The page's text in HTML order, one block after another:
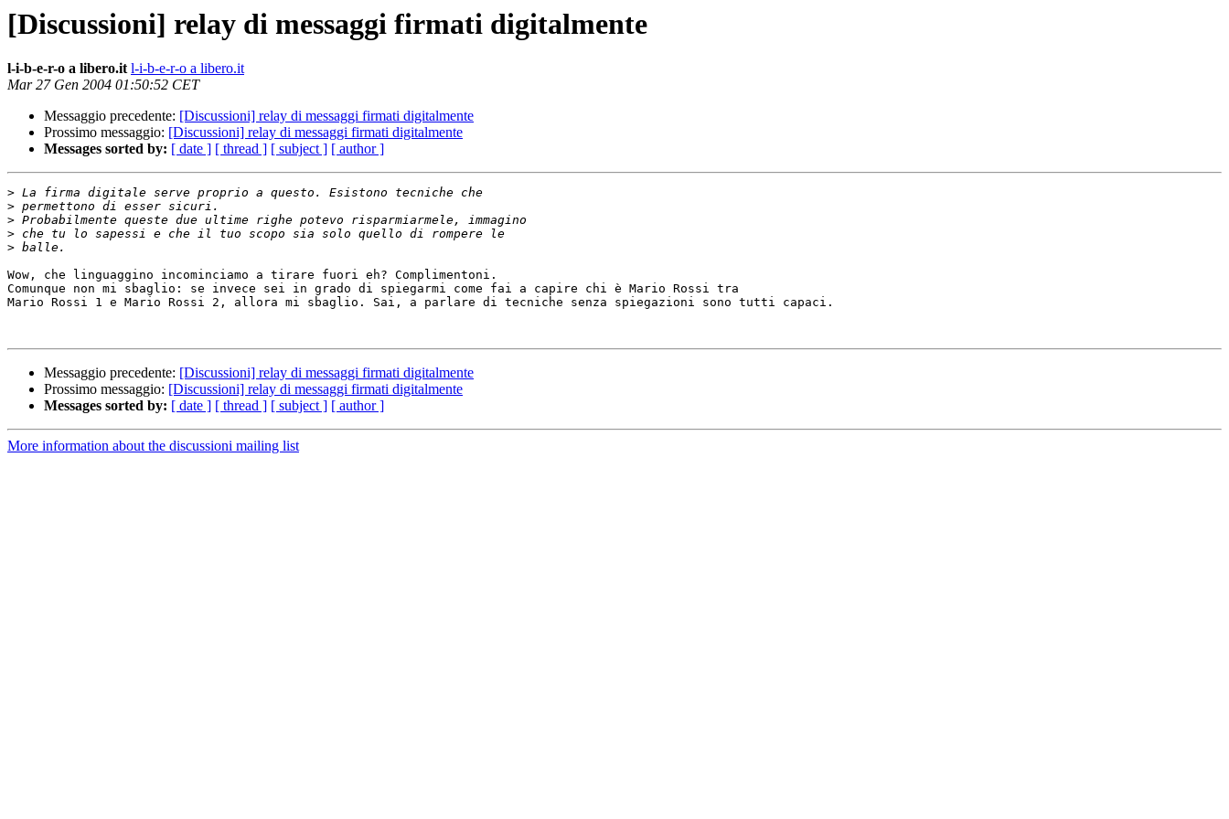
[Discussioni] relay di messaggi firmati digitalmente
l-i-b-e-r-o a libero.it l-i-b-e-r-o a libero.it
Mar 27 Gen 2004 01:50:52 CET
Messaggio precedente: [Discussioni] relay di messaggi firmati digitalmente
Prossimo messaggio: [Discussioni] relay di messaggi firmati digitalmente
Messages sorted by: [ date ] [ thread ] [ subject ] [ author ]
>
>
>
>
>
Wow, che linguaggino incominciamo a tirare fuori eh? Complimentoni.
Comunque non mi sbaglio: se invece sei in grado di spiegarmi come fai a capire chi è Mario Rossi tra
Mario Rossi 1 e Mario Rossi 2, allora mi sbaglio. Sai, a parlare di tecniche senza spiegazioni sono tutti capaci.
Messaggio precedente: [Discussioni] relay di messaggi firmati digitalmente
Prossimo messaggio: [Discussioni] relay di messaggi firmati digitalmente
Messages sorted by: [ date ] [ thread ] [ subject ] [ author ]
More information about the discussioni mailing list